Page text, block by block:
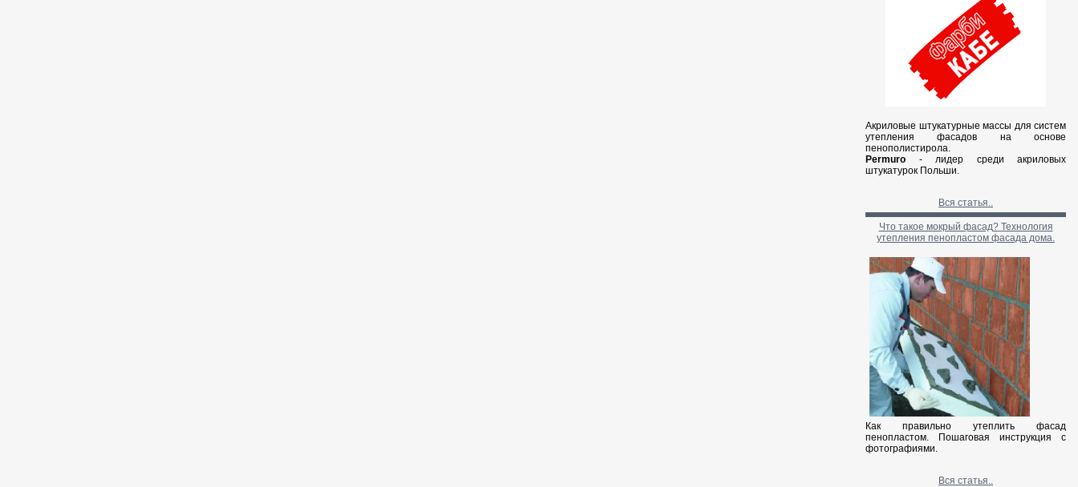
Акриловые штукатурные массы для систем
утепления фасадов на основе
пенополистирола.
Permuro - лидер среди акриловых
штукатурок Польши.
Вся статья..
Что такое мокрый фасад? Технология
утепления пенопластом фасада дома.
Как правильно утеплить фасад
пенопластом. Пошаговая инструкция с
фотографиями.
Вся статья..